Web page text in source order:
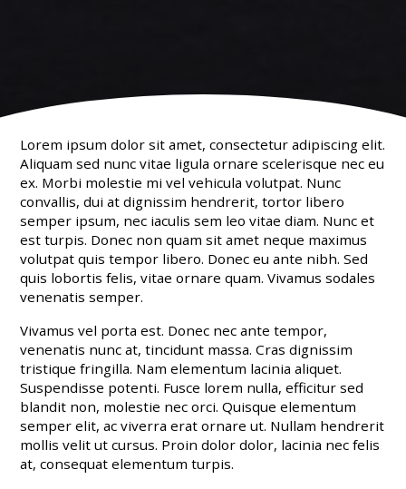
Lorem ipsum dolor sit amet, consectetur adipiscing elit.
Aliquam sed nunc vitae ligula ornare scelerisque nec eu
ex. Morbi molestie mi vel vehicula volutpat. Nunc
convallis, dui at dignissim hendrerit, tortor libero
semper ipsum, nec iaculis sem leo vitae diam. Nunc et
est turpis. Donec non quam sit amet neque maximus
volutpat quis tempor libero. Donec eu ante nibh. Sed
quis lobortis felis, vitae ornare quam. Vivamus sodales
venenatis semper.
Vivamus vel porta est. Donec nec ante tempor,
venenatis nunc at, tincidunt massa. Cras dignissim
tristique fringilla. Nam elementum lacinia aliquet.
Suspendisse potenti. Fusce lorem nulla, efficitur sed
blandit non, molestie nec orci. Quisque elementum
semper elit, ac viverra erat ornare ut. Nullam hendrerit
mollis velit ut cursus. Proin dolor dolor, lacinia nec felis
at, consequat elementum turpis.